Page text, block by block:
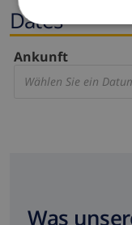
Dates
Ankunft
Wählen Sie ein
Was